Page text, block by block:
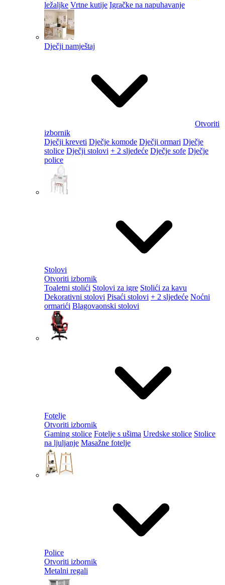
ležaljke Vrtne kutije Igračke na napuhavanje
Dječji namještaj
Otvoriti
izbornik
Dječji kreveti Dječje komode Dječji ormari Dječje
stolice Dječji stolovi + 2 sljedeće Dječje sofe Dječje
police
Stolovi
Otvoriti izbornik
Toaletni stolići Stolovi za igre Stolići za kavu
Dekorativni stolovi Pisaći stolovi + 2 sljedeće Noćni
ormarići Blagovaonski stolovi
Fotelje
Otvoriti izbornik
Gaming stolice Fotelje s ušima Uredske stolice Stolice
na ljuljanje Masažne fotelje
Police
Otvoriti izbornik
Metalni regali